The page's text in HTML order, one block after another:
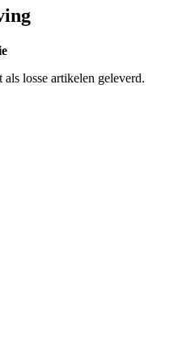
losse artikelen geleverd.